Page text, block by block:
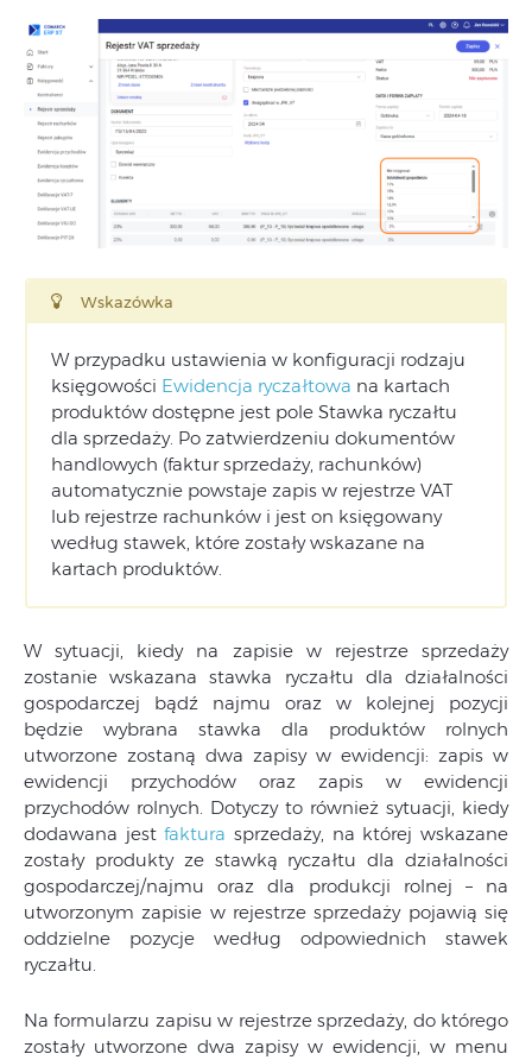
Wskazówka
W przypadku ustawienia w konfiguracji rodzaju
księgowości Ewidencja ryczałtowa na kartach
produktów dostępne jest pole Stawka ryczałtu
dla sprzedaży. Po zatwierdzeniu dokumentów
handlowych (faktur sprzedaży, rachunków)
automatycznie powstaje zapis w rejestrze VAT
lub rejestrze rachunków i jest on księgowany
według stawek, które zostały wskazane na
kartach produktów.
W sytuacji, kiedy na zapisie w rejestrze sprzedaży
zostanie wskazana stawka ryczałtu dla działalności
gospodarczej bądź najmu oraz w kolejnej pozycji
będzie wybrana stawka dla produktów rolnych
utworzone zostaną dwa zapisy w ewidencji: zapis w
ewidencji przychodów oraz zapis w ewidencji
przychodów rolnych. Dotyczy to również sytuacji, kiedy
dodawana jestfaktura sprzedaży, na której wskazane
zostały produkty ze stawką ryczałtu dla działalności
gospodarczej/najmu oraz dla produkcji rolnej – na
utworzonym zapisie w rejestrze sprzedaży pojawią się
oddzielne pozycje według odpowiednich stawek
ryczałtu.
Na formularzu zapisu w rejestrze sprzedaży, do którego
zostały utworzone dwa zapisy w ewidencji, w menu